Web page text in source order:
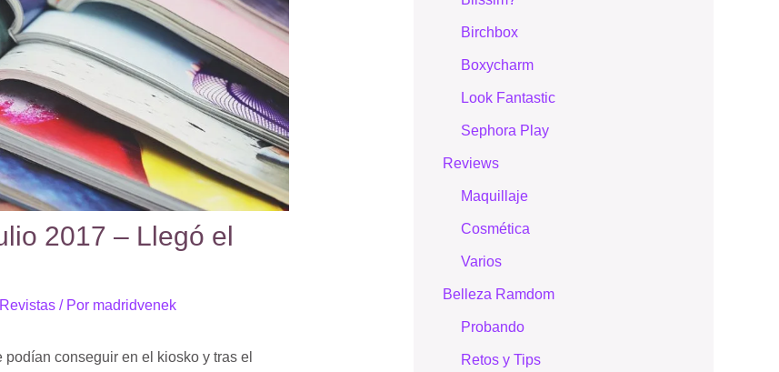
2017 – Llegó el
/ Por madridvenek
conseguir en el kiosko y tras el
Birchbox
Boxycharm
Look Fantastic
Sephora Play
Reviews
Maquillaje
Cosmética
Varios
Belleza Ramdom
Probando
Retos y Tips